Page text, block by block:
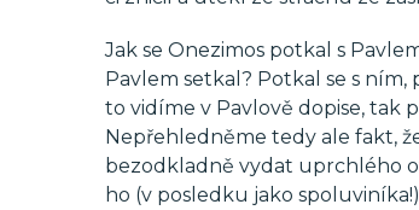
Jak se Onezimos potkal s
Pavlem setkal? Potkal se s
to vidíme v Pavlově dopise, tak
Nepřehledněme tedy ale fakt,
bezodkladně vydat uprchlého
ho (v posledku jako